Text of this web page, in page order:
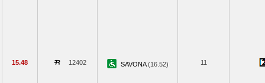
15.48 12402 SAVONA(16.52) 11